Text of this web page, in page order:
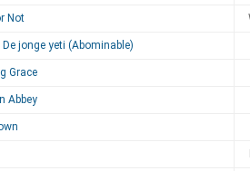
Not
De jonge yeti (Abominable)
Grace
Abbey